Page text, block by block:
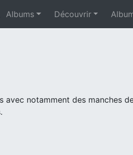
Albums Découvrir
notamment des manches